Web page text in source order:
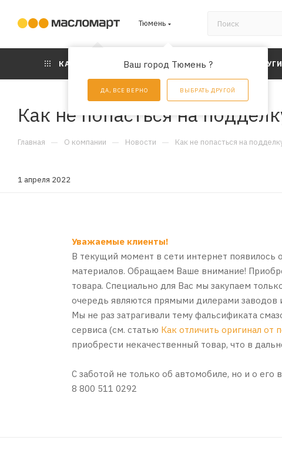
Тюмень
Ваш город Тюмень ?
ДА, ВСЕ ВЕРНО ВЫБРАТЬ ДРУГОЙ
КАТАЛОГ АКЦИИ
Как не попасться на
Главная — О компании — Новости — Как не попасться на
1 апреля 2022
Уважаемые клиенты!
В текущий момент в сети интернет
материалов. Обращаем Ваше внимание!
товара. Специально для Вас мы закупаем
очередь являются прямыми дилерами заводов
Мы не раз затрагивали тему фальсификата
сервиса (см. статью Как отличить оригинал от
приобрести некачественный товар, что в
С заботой не только об автомобиле, но и о
8 800 511 0292